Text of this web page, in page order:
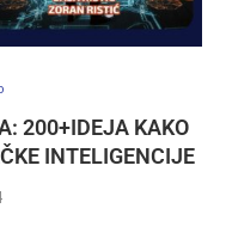
200+IDEJA KAKO
INTELIGENCIJE